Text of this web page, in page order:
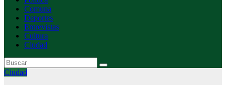
Comuna
Deportes
Entrevistas
Cultura
Ciudad
Ciudad